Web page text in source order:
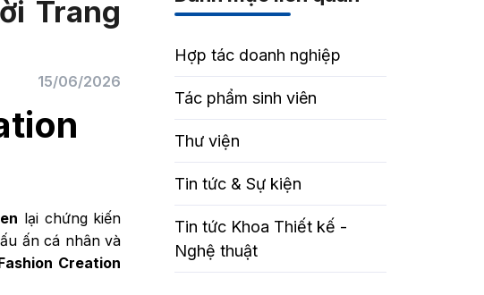
Trang
15/06/2026
lại chứng kiến
ấn cá nhân và
Creation
Hợp tác doanh nghiệp
Tác phẩm sinh viên
Thư viện
Tin tức & Sự kiện
Tin tức Khoa Thiết kế -
Nghệ thuật